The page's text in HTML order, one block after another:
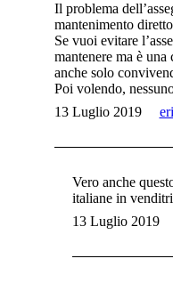
Il problema
mantenimento
Se vuoi evitare
mantenere ma è
anche solo
Poi volendo,
13 Luglio 2019
Vero anche
italiane in
13 Luglio 2019